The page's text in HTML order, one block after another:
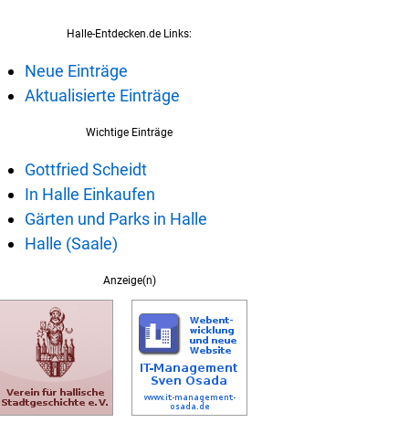
Halle-Entdecken.de Links:
Neue Einträge
Aktualisierte Einträge
Wichtige Einträge
Gottfried Scheidt
In Halle Einkaufen
Gärten und Parks in Halle
Halle (Saale)
Anzeige(n)